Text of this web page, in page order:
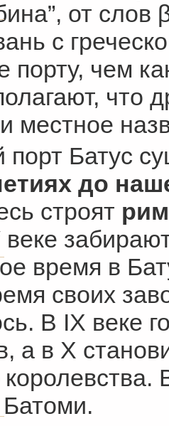
от слов
с
порту, чем
что
местное
порт Батус
до
строят
веке
время в
своих
В IX веке
а в X